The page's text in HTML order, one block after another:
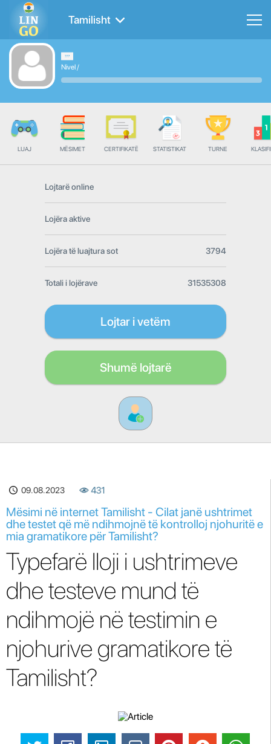
Tamilisht
Nivel/
LUAJ MËSIMET CERTIFIKATË STATISTIKAT TURNE
Lojtarë online
Lojëra aktive
Lojëra të luajtura sot 3794
Totali i lojërave 31535308
Lojtar i vetëm
Shumë lojtarë
09.08.2023 431
Mësimi në internet Tamilisht - Cilat janë ushtrimet
dhe testet që më ndihmojnë të kontrolloj njohuritë e
mia gramatikore për Tamilisht?
Typefarë lloji i ushtrimeve
dhe testeve mund të
ndihmojë në testimin e
njohurive gramatikore të
Tamilisht?